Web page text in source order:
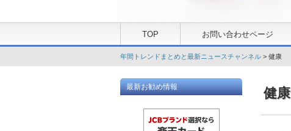
TOP お問い合わせページ
年間トレンドまとめと最新ニュースチャンネル > 健康
健康
最新お勧め情報